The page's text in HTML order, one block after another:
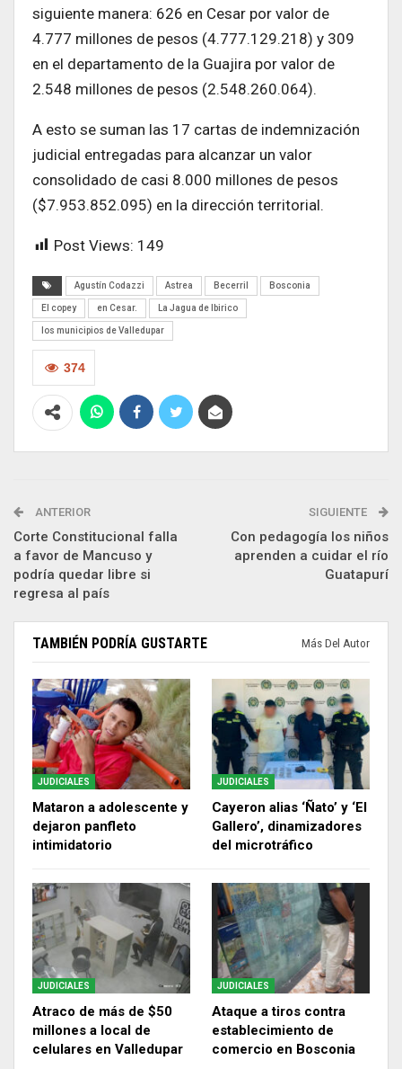
siguiente manera: 626 en Cesar por valor de
4.777 millones de pesos (4.777.129.218) y 309
en el departamento de la Guajira por valor de
2.548 millones de pesos (2.548.260.064).
A esto se suman las 17 cartas de indemnización
judicial entregadas para alcanzar un valor
consolidado de casi 8.000 millones de pesos
($7.953.852.095) en la dirección territorial.
Post Views: 149
Agustín Codazzi Astrea Becerril Bosconia
El copey en Cesar. La Jagua de Ibirico
los municipios de Valledupar
374
ANTERIOR
Corte Constitucional falla
a favor de Mancuso y
podría quedar libre si
regresa al país
SIGUIENTE
Con pedagogía los niños
aprenden a cuidar el río
Guatapurí
TAMBIÉN PODRÍA GUSTARTE Más Del Autor
JUDICIALES
Mataron a adolescente y
dejaron panfleto
intimidatorio
JUDICIALES
Cayeron alias ‘Ñato’ y ‘El
Gallero’, dinamizadores
del microtráfico
JUDICIALES
Atraco de más de $50
millones a local de
celulares en Valledupar
JUDICIALES
Ataque a tiros contra
establecimiento de
comercio en Bosconia